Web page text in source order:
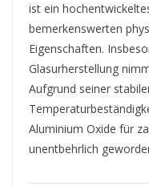
ist ein
bemerkenswerten
Eigenschaften.
Glasurherstellung
Aufgrund seiner
Aluminium Oxide für
unentbehrlich